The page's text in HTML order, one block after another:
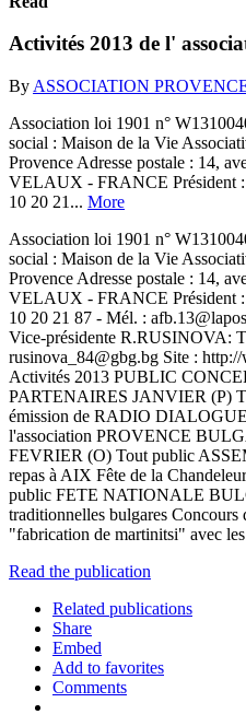
Activités 2013 de l'
By ASSOCIATION
Association loi 1901 n°
social : Maison de la Vie
Provence Adresse postale : 14,
VELAUX - FRANCE Président
10 20 21... More
Association loi 1901 n°
social : Maison de la Vie
Provence Adresse postale : 14,
VELAUX - FRANCE Président
10 20 21 87 - Mél. :
Vice-présidente R.RUSINOVA:
rusinova_84@gbg.bg Site :
Activités 2013 PUBLIC
PARTENAIRES JANVIER (P)
émission de RADIO
l'association PROVENCE
FEVRIER (O) Tout public
repas à AIX Fête de la
public FETE NATIONALE
traditionnelles bulgares Concours
"fabrication de martinitsi" avec
Read the publication
Related publications
Share
Embed
Add to favorites
Comments